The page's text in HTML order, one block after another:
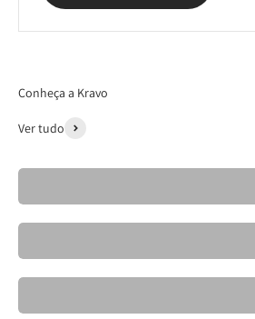
Conheça a Kravo
Ver tudo
Cadeiras- Kravo 26
Banquetas Kravo
Mesas de Jantar